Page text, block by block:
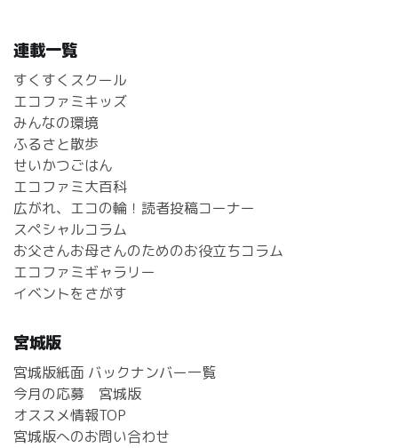
連載一覧
すくすくスクール
エコファミキッズ
みんなの環境
ふるさと散歩
せいかつごはん
エコファミ大百科
広がれ、エコの輪！読者投稿コーナー
スペシャルコラム
お父さんお母さんのためのお役立ちコラム
エコファミギャラリー
イベントをさがす
宮城版
宮城版紙面 バックナンバー一覧
今月の応募 宮城版
オススメ情報TOP
宮城版へのお問い合わせ